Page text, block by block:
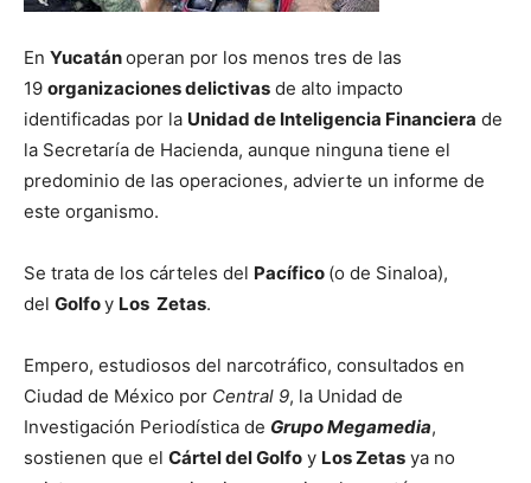
En Yucatánoperan por los menos tres de las
19 organizaciones delictivas de alto impacto
identificadas por la Unidad de Inteligencia Financiera de
la Secretaría de Hacienda, aunque ninguna tiene el
predominio de las operaciones, advierte un informe de
este organismo.
Se trata de los cárteles del Pacífico (o de Sinaloa),
del Golfoy Los Zetas.
Empero, estudiosos del narcotráfico, consultados en
Ciudad de México por Central 9, la Unidad de
Investigación Periodística de Grupo Megamedia,
sostienen que el Cártel del Golfo y Los Zetas ya no